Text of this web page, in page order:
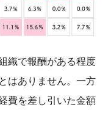
織で報酬がある程度
はありません。一方
費を差し引いた金額